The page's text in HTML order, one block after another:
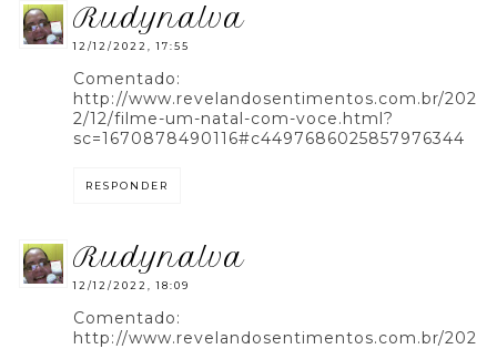
rudynalva
12/12/2022, 17:55
Comentado:
http://www.revelandosentimentos.com.br/202
2/12/filme-um-natal-com-voce.html?
sc=1670878490116#c4497686025857976344
RESPONDER
rudynalva
12/12/2022, 18:09
Comentado:
http://www.revelandosentimentos.com.br/202